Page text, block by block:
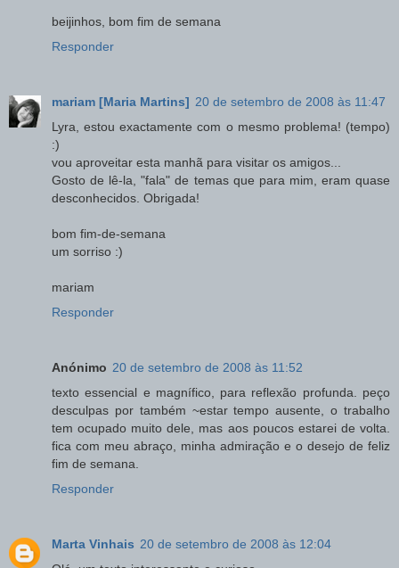
beijinhos, bom fim de semana
Responder
mariam [Maria Martins] 20 de setembro de 2008 às 11:47
Lyra, estou exactamente com o mesmo problema! (tempo)
:)
vou aproveitar esta manhã para visitar os amigos...
Gosto de lê-la, "fala" de temas que para mim, eram quase
desconhecidos. Obrigada!
bom fim-de-semana
um sorriso :)
mariam
Responder
Anónimo 20 de setembro de 2008 às 11:52
texto essencial e magnífico, para reflexão profunda. peço
desculpas por também ~estar tempo ausente, o trabalho
tem ocupado muito dele, mas aos poucos estarei de volta.
fica com meu abraço, minha admiração e o desejo de feliz
fim de semana.
Responder
Marta Vinhais 20 de setembro de 2008 às 12:04